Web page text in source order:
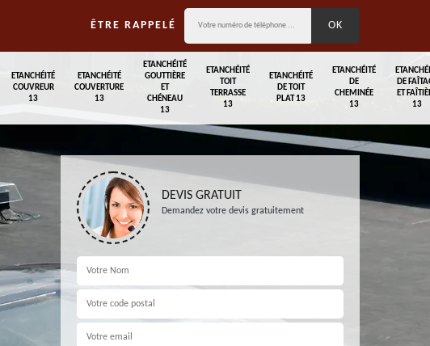
ÊTRE RAPPELÉ
ETANCHÉITÉ
COUVREUR
13
ETANCHÉITÉ
COUVERTURE
13
ETANCHÉITÉ
GOUTTIÈRE
ET
CHÉNEAU
13
ETANCHÉITÉ
TOIT
TERRASSE
13
ETANCHÉITÉ
DE TOIT
PLAT 13
ETANCHÉITÉ
DE
CHEMINÉE
13
DE
ET
13
DEVIS GRATUIT
Demandez votre devis gratuitement